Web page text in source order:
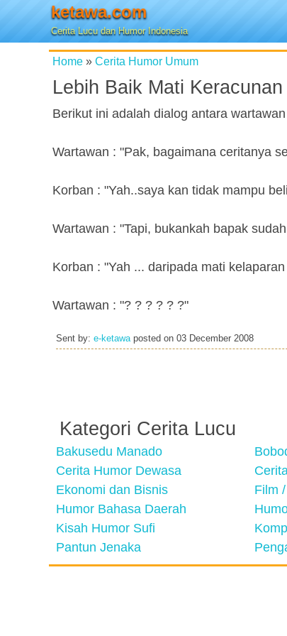
ketawa.com
Cerita Lucu dan Humor Indonesia
Home » Cerita Humor Umum
Lebih Baik Mati Keracunan
Berikut ini adalah dialog antara
Wartawan : "Pak, bagaimana ceritanya
Korban : "Yah..saya kan tidak mampu
Wartawan : "Tapi, bukankah bapak
Korban : "Yah ... daripada mati
Wartawan : "? ? ? ? ? ?"
Sent by: e-ketawaposted on 03 December 2008
Kategori Cerita Lucu
Bakusedu Manado
Cerita Humor Dewasa
Ekonomi dan Bisnis
Film
Humor Bahasa Daerah
Kisah Humor Sufi
Pantun Jenaka